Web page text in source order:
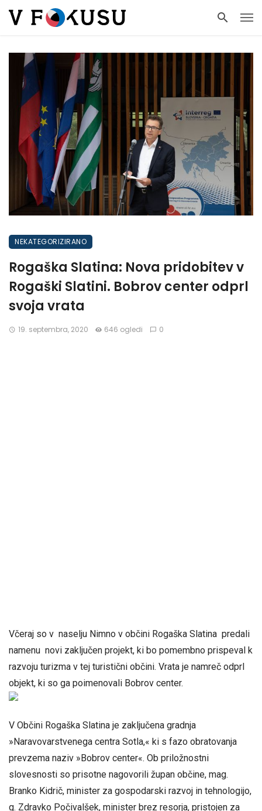
NEKATEGORIZIRANO
Rogaška Slatina: Nova pridobitev v
Rogaški Slatini. Bobrov center odprl
svoja vrata
19. septembra, 2020 646 ogledi 0
Včeraj so v naselju Nimno v občini Rogaška Slatina predali
namenu novi zaključen projekt, ki bo pomembno prispeval k
razvoju turizma v tej turistični občini. Vrata je namreč odprl
objekt, ki so ga poimenovali Bobrov center.
V Občini Rogaška Slatina je zaključena gradnja
»Naravovarstvenega centra Sotla,« ki s fazo obratovanja
prevzema naziv »Bobrov center«. Ob priložnostni
slovesnosti so prisotne nagovorili župan občine, mag.
Branko Kidrič, minister za gospodarski razvoj in tehnologijo,
g. Zdravko Počivalšek, minister brez resorja, pristojen za